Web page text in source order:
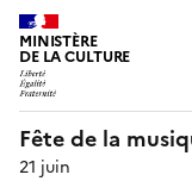
MINISTÈRE
DE LA CULTURE
Fête de la
21 juin